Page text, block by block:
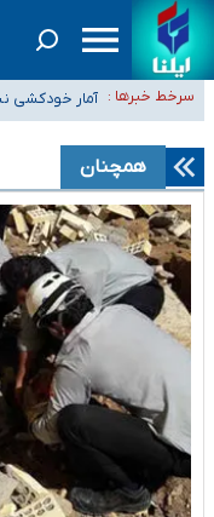
سرخط خبرها :
سیدحسن خمینی عزادار شد
آمار خودکشی
دستگیری عامل اصلی حادثه
نباید تفسیرهای سلیقه‌ای از
«زیرمیزی» برای داوطلبان
پزشکی و کشورمان نیست/
همچنان